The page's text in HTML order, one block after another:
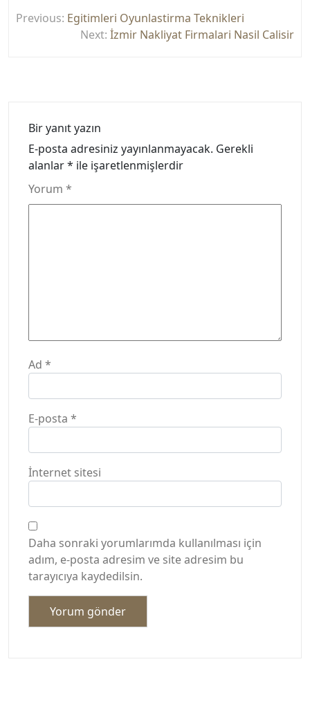
gezinmesi
Previous: Egitimleri Oyunlastirma Teknikleri
Next: İzmir Nakliyat Firmalari Nasil Calisir
Bir yanıt yazın
E-posta adresiniz yayınlanmayacak. Gerekli
alanlar* ile işaretlenmişlerdir
Yorum *
Ad *
E-posta *
İnternet sitesi
Daha sonraki yorumlarımda kullanılması için
adım, e-posta adresim ve site adresim bu
tarayıcıya kaydedilsin.